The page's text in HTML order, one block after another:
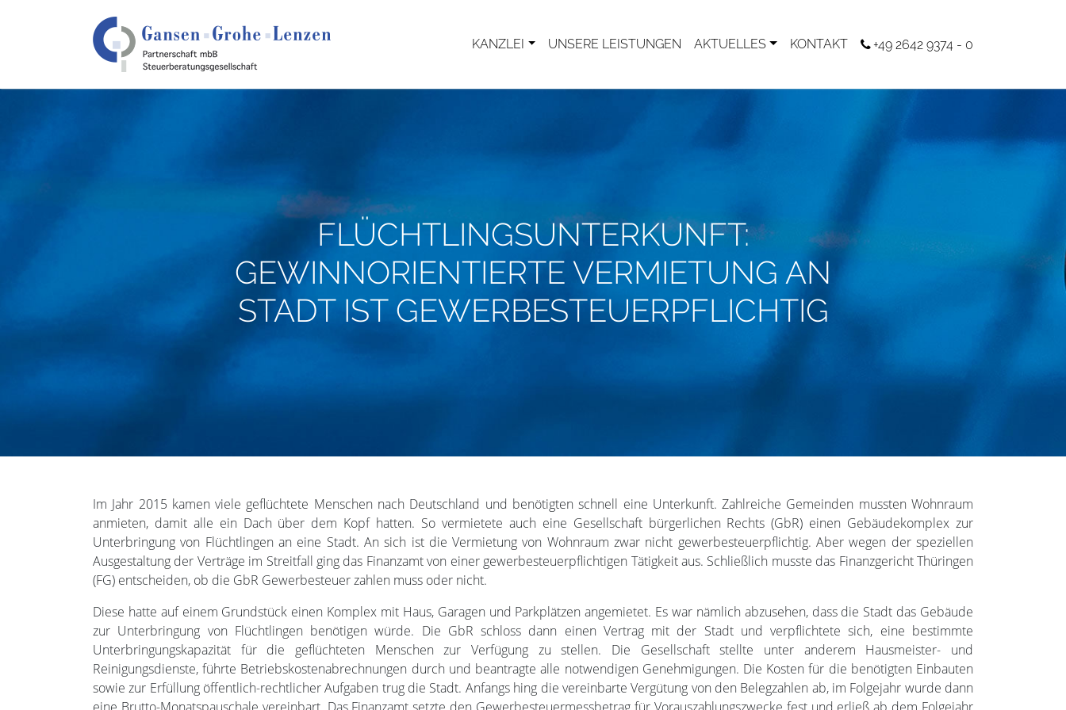
KANZLEI UNSERE LEISTUNGEN AKTUELLES KONTAKT +49 2642 9374 - 0
FLÜCHTLINGSUNTERKUNFT:
GEWINNORIENTIERTE VERMIETUNG AN
STADT IST GEWERBESTEUERPFLICHTIG
Im Jahr 2015 kamen viele geflüchtete Menschen nach Deutschland und benötigten schnell eine Unterkunft. Zahlreiche Gemeinden mussten Wohnraum
anmieten, damit alle ein Dach über dem Kopf hatten. So vermietete auch eine Gesellschaft bürgerlichen Rechts (GbR) einen Gebäudekomplex zur
Unterbringung von Flüchtlingen an eine Stadt. An sich ist die Vermietung von Wohnraum zwar nicht gewerbesteuerpflichtig. Aber wegen der speziellen
Ausgestaltung der Verträge im Streitfall ging das Finanzamt von einer gewerbesteuerpflichtigen Tätigkeit aus. Schließlich musste das Finanzgericht Thüringen
(FG) entscheiden, ob die GbR Gewerbesteuer zahlen muss oder nicht.
Diese hatte auf einem Grundstück einen Komplex mit Haus, Garagen und Parkplätzen angemietet. Es war nämlich abzusehen, dass die Stadt das Gebäude
zur Unterbringung von Flüchtlingen benötigen würde. Die GbR schloss dann einen Vertrag mit der Stadt und verpflichtete sich, eine bestimmte
Unterbringungskapazität für die geflüchteten Menschen zur Verfügung zu stellen. Die Gesellschaft stellte unter anderem Hausmeister- und
Reinigungsdienste, führte Betriebskostenabrechnungen durch und beantragte alle notwendigen Genehmigungen. Die Kosten für die benötigten Einbauten
sowie zur Erfüllung öffentlich-rechtlicher Aufgaben trug die Stadt. Anfangs hing die vereinbarte Vergütung von den Belegzahlen ab, im Folgejahr wurde dann